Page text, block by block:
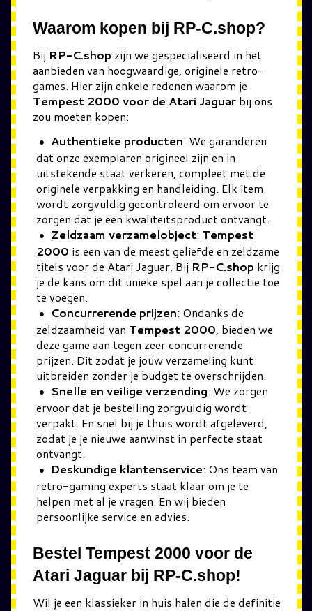
Waarom kopen bij RP-C.shop?
Bij RP-C.shop zijn we gespecialiseerd in het
aanbieden van hoogwaardige, originele retro-
games. Hier zijn enkele redenen waarom je
Tempest 2000 voor de Atari Jaguar bij ons
zou moeten kopen:
Authentieke producten: We garanderen
dat onze exemplaren origineel zijn en in
uitstekende staat verkeren, compleet met de
originele verpakking en handleiding. Elk item
wordt zorgvuldig gecontroleerd om ervoor te
zorgen dat je een kwaliteitsproduct ontvangt.
Zeldzaam verzamelobject: Tempest
2000 is een van de meest geliefde en zeldzame
titels voor de Atari Jaguar. Bij RP-C.shop krijg
je de kans om dit unieke spel aan je collectie toe
te voegen.
Concurrerende prijzen: Ondanks de
zeldzaamheid van Tempest 2000, bieden we
deze game aan tegen zeer concurrerende
prijzen. Dit zodat je jouw verzameling kunt
uitbreiden zonder je budget te overschrijden.
Snelle en veilige verzending: We zorgen
ervoor dat je bestelling zorgvuldig wordt
verpakt. En snel bij je thuis wordt afgeleverd,
zodat je je nieuwe aanwinst in perfecte staat
ontvangt.
Deskundige klantenservice: Ons team van
retro-gaming experts staat klaar om je te
helpen met al je vragen. En wij bieden
persoonlijke service en advies.
Bestel Tempest 2000 voor de
Atari Jaguar bij RP-C.shop!
Wil je een klassieker in huis halen die de definitie